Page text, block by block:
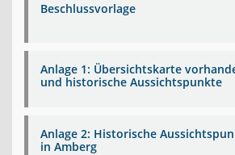
Beschlussvorlage
Anlage 1: Übersichtskarte
und historische Aussichtspunkte
Anlage 2: Historische
in Amberg